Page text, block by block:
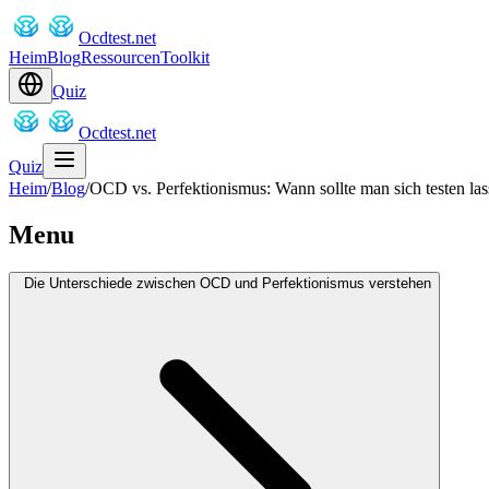
Ocdtest.net
HeimBlogRessourcenToolkit
Quiz
Ocdtest.net
Quiz
Heim/Blog/OCD vs. Perfektionismus: Wann sollte man sich testen
Menu
Die Unterschiede zwischen OCD und Perfektionismus verstehen